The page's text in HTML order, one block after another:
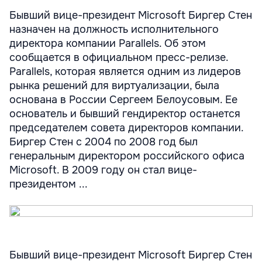
Бывший вице-президент Microsoft Биргер Стен
назначен на должность исполнительного
директора компании Parallels. Об этом
сообщается в официальном пресс-релизе.
Parallels, которая является одним из лидеров
рынка решений для виртуализации, была
основана в России Сергеем Белоусовым. Ее
основатель и бывший гендиректор останется
председателем совета директоров компании.
Биргер Стен с 2004 по 2008 год был
генеральным директором российского офиса
Microsoft. В 2009 году он стал вице-
президентом ...
Бывший вице-президент Microsoft Биргер Стен